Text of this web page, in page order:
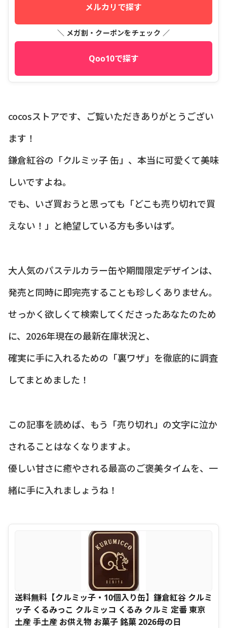
メルカリで探す
＼ メガ割・クーポンをチェック ／
Qoo10で探す
cocosストアです、ご覧いただきありがとうござい
ます！
鎌倉紅谷の「クルミッ子 缶」、本当に可愛くて美味
しいですよね。
でも、いざ買おうと思っても「どこも売り切れで買
えない！」と絶望している方も多いはず。
大人気のパステルカラー缶や期間限定デザインは、
発売と同時に即完売することも珍しくありません。
せっかく欲しくて検索してくださったあなたのため
に、2026年現在の最新在庫状況と、
確実に手に入れるための「裏ワザ」を徹底的に調査
してまとめました！
この記事を読めば、もう「売り切れ」の文字に泣か
されることはなくなりますよ。
優しい甘さに癒やされる最高のご褒美タイムを、一
緒に手に入れましょうね！
送料無料【クルミッ子・10個入り缶】鎌倉紅谷 クルミ
ッ子 くるみっこ クルミッコ くるみ クルミ 定番 東京
土産 手土産 お供え物 お菓子 銘菓 2026母の日